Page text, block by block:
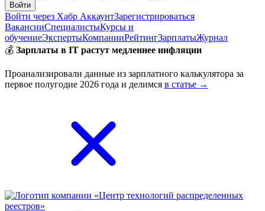
Войти
Войти через Хабр АккаунтЗарегистрироваться
ВакансииСпециалистыКурсы и
обучениеЭкспертыКомпанииРейтингЗарплатыЖурнал
💰 Зарплаты в IT растут медленнее инфляции
Проанализировали данные из зарплатного калькулятора за
первое полугодие 2026 года и делимся в статье →